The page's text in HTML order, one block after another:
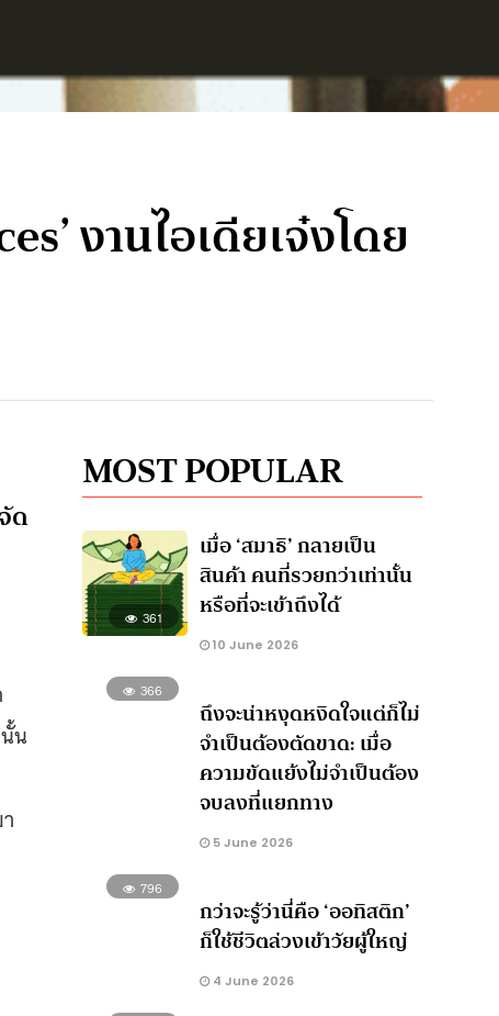
งานไอเดียเจ๋งโดย
ด
น
MOST POPULAR
361
เมื่อ ‘สมาธิ’ กลายเป็น
สินค้า คนที่รวยกว่าเท่านั้น
หรือที่จะเข้าถึงได้
10 June 2026
366
ถึงจะน่าหงุดหงิดใจแต่ก็ไม่
จำเป็นต้องตัดขาด: เมื่อ
ความขัดแย้งไม่จำเป็นต้อง
จบลงที่แยกทาง
5 June 2026
796
กว่าจะรู้ว่านี่คือ ‘ออทิสติก’
ก็ใช้ชีวิตล่วงเข้าวัยผู้ใหญ่
4 June 2026